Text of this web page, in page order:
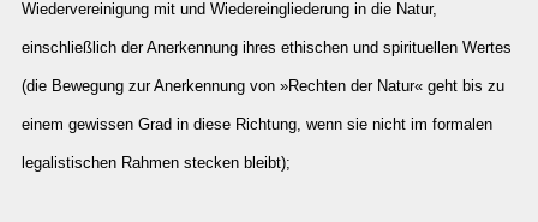
Wiedervereinigung mit und Wiedereingliederung in die Natur,
einschließlich der Anerkennung ihres ethischen und spirituellen Wertes
(die Bewegung zur Anerkennung von »Rechten der Natur« geht bis zu
einem gewissen Grad in diese Richtung, wenn sie nicht im formalen
legalistischen Rahmen stecken bleibt);